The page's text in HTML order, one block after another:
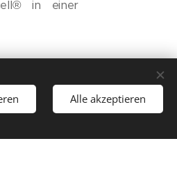
in einer
Alle akzeptieren